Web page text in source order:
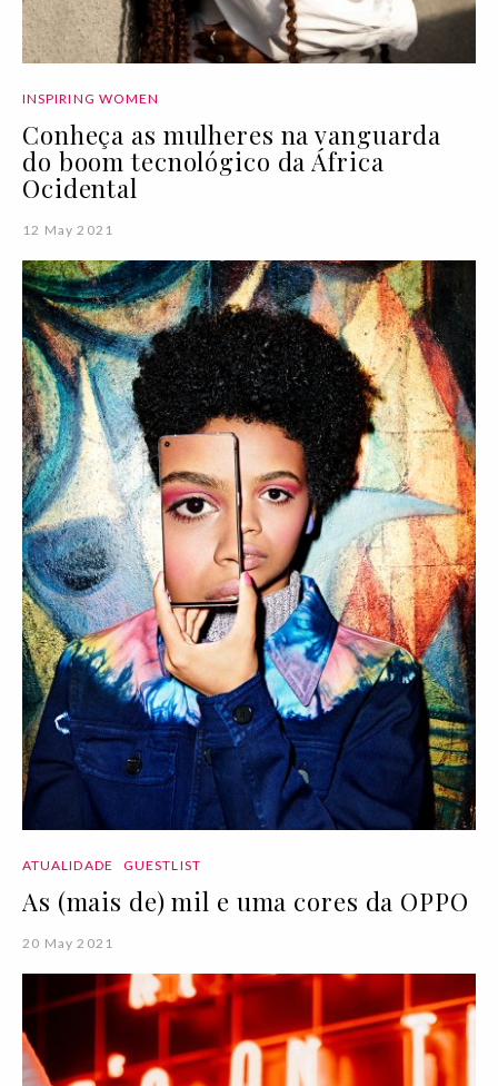
INSPIRING WOMEN
Conheça as mulheres na vanguarda
do boom tecnológico da África
Ocidental
12 May 2021
ATUALIDADE GUESTLIST
As (mais de) mil e uma cores da OPPO
20 May 2021